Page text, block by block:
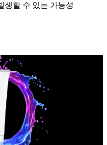
생할 수 있는 가능성